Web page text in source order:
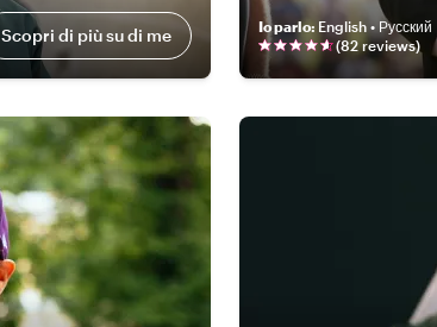
Scopri di più su di me Io parlo: English • Русский
(82reviews)